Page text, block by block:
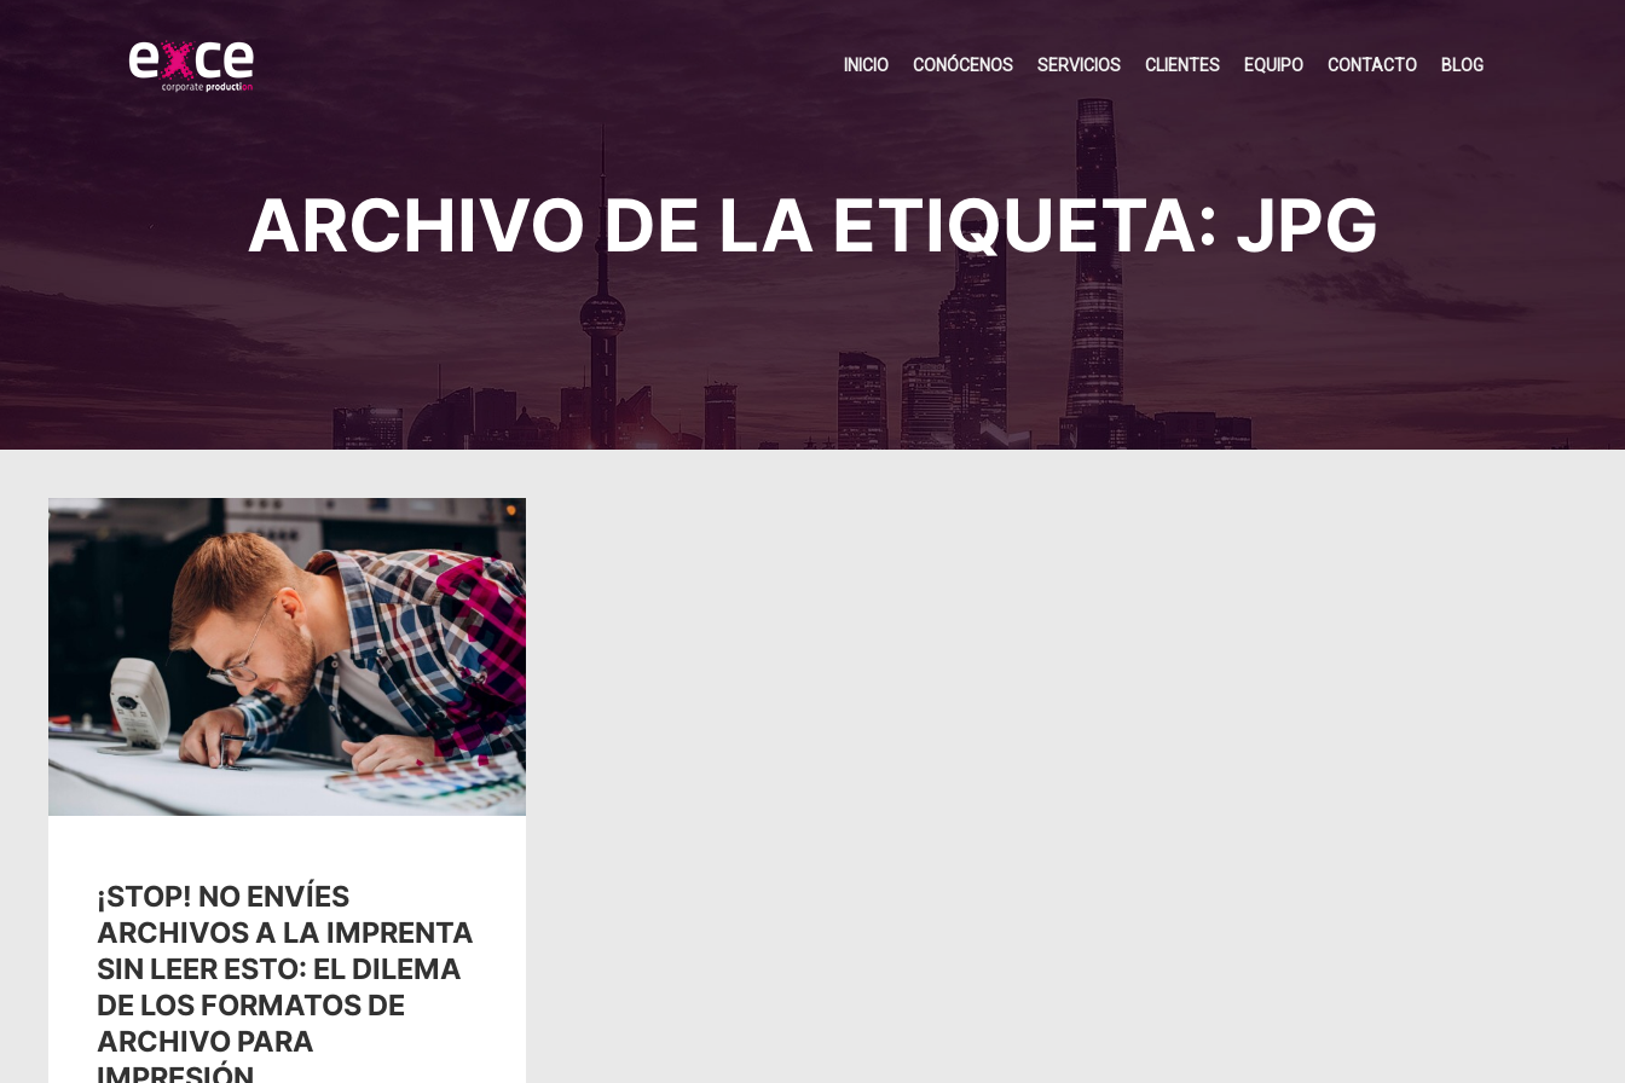
INICIO CONÓCENOS SERVICIOS CLIENTES EQUIPO CONTACTO BLOG
ARCHIVO DE LA ETIQUETA: JPG
¡STOP! NO ENVÍES
ARCHIVOS A LA IMPRENTA
SIN LEER ESTO: EL DILEMA
DE LOS FORMATOS DE
ARCHIVO PARA